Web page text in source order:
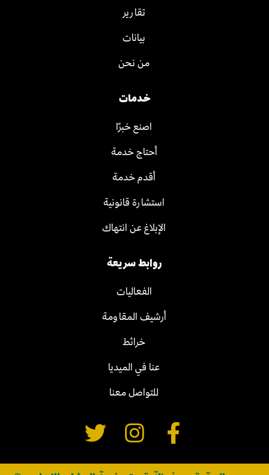
تقارير
بيانات
من نحن
خدمات
اصنع خبرًا
أحتاج خدمة
أقدم خدمة
استشارة قانونية
الإبلاغ عن انتهاك
روابط سريعة
الفعاليات
أرشيف المقاومة
خرائط
عنا في الميديا
للتواصل معنا